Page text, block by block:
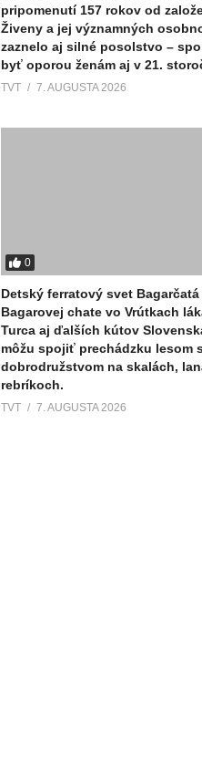
pripomenutí 157 rokov od
Živeny a jej významných
zaznelo aj silné posolstvo –
byť oporou ženám aj v 21.
TVT 7. AUGUSTA 2026
0
Detský ferratový svet Bagarčatá
Bagarovej chate vo Vrútkach
Turca aj ďalších kútov
môžu spojiť prechádzku lesom
dobrodružstvom na skalách,
rebríkoch.
TVT 7. AUGUSTA 2026